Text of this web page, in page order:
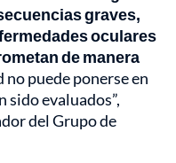
graves,
oculares
de manera
no puede ponerse en
sido evaluados”,
del Grupo de